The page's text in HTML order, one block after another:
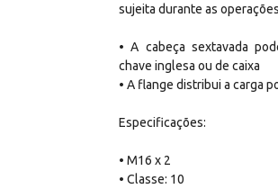
sujeita durante as
• A cabeça sextavada
chave inglesa ou de caixa
• A flange distribui a carga
Especificações:
• M16 x 2
• Classe: 10